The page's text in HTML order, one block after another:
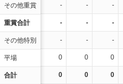
その他重賞
重賞合計
その他特別
平場
合計
- - -
- - -
- - -
0 0 0
0 0 0